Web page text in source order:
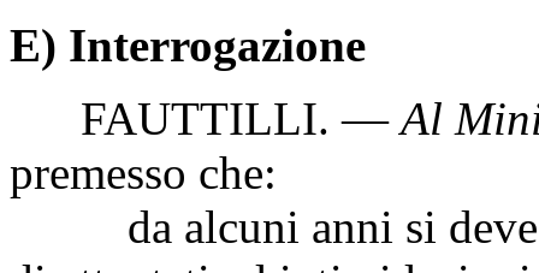
E) Interrogazione
FAUTTILLI. —Al
premesso che:
da alcuni anni si deve